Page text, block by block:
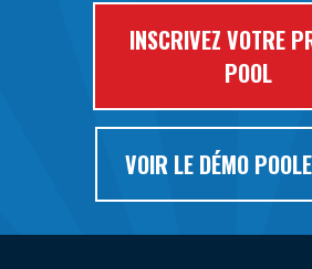
INSCRIVEZ VOTRE
POOL
VOIR LE DÉMO